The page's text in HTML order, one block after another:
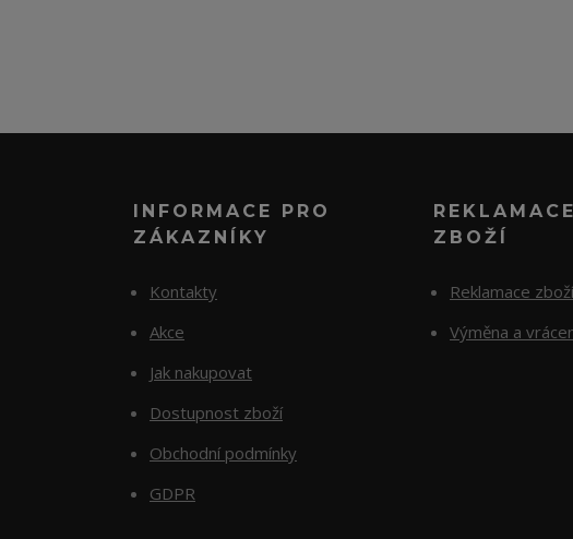
INFORMACE PRO
ZÁKAZNÍKY
Kontakty
Akce
Jak nakupovat
Dostupnost zboží
Obchodní podmínky
GDPR
ZBOŽÍ
Reklamace zboží
Výměna a